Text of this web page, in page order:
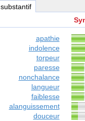
, substantif
apathie
indolence
torpeur
paresse
nonchalance
langueur
faiblesse
alanguissement
douceur